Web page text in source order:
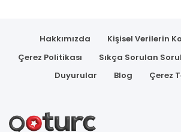
Hakkımızda
Kişisel Verilerin
Çerez Politikası
Sıkça Sorulan
Duyurular
Blog Çerez